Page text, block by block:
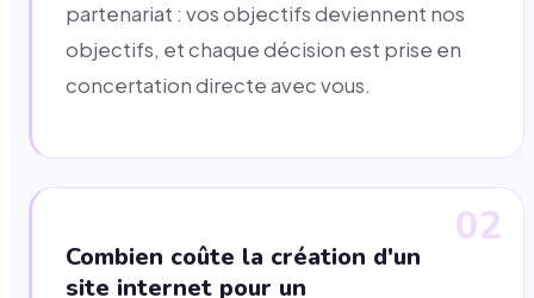
partenariat : vos objectifs deviennent nos
objectifs, et chaque décision est prise en
concertation directe avec vous.
02
Combien coûte la création d'un
site internet pour un